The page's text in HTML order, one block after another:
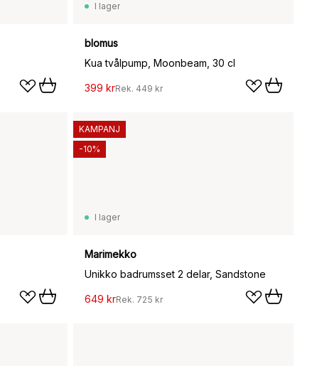
I lager
blomus
Kua tvålpump, Moonbeam, 30 cl
399 krRek. 449 kr
I lager
Marimekko
Unikko badrumsset 2 delar, Sandstone
649 krRek. 725 kr
KAMPANJ
-10%